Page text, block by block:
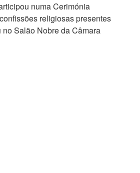
numa Cerimónia
religiosas presentes
Salão Nobre da Câmara